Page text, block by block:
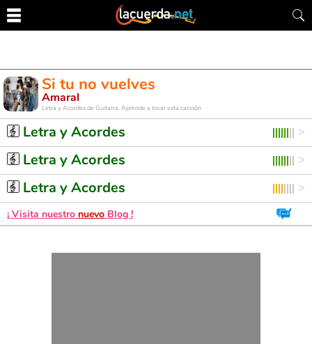
Si tu no vuelves
Amaral
Letra y Acordes de Guitarra. Aprende a tocar esta canción
Letra y Acordes
Letra y Acordes
Letra y Acordes
¡ Visita nuestro nuevo Blog !